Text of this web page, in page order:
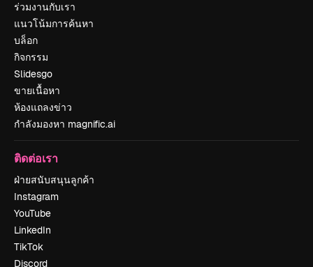
ร่วมงานกับเรา
แนวโน้มการค้นหา
บล็อก
กิจกรรม
Slidesgo
ขายเนื้อหา
ห้องแถลงข่าว
กำลังมองหา magnific.ai
ติดต่อเรา
ฝ่ายสนับสนุนลูกค้า
Instagram
YouTube
LinkedIn
TikTok
Discord